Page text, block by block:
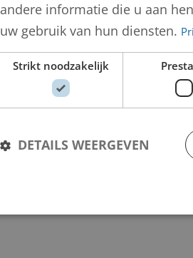
andere informatie die u aan
uw gebruik van hun diensten.
Strikt noodzakelijk
DETAILS WEERGEVEN